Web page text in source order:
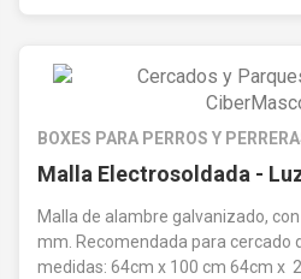
BOXES PARA PERROS Y
Malla Electrosoldada -
Malla de alambre galvanizado,
mm. Recomendada para cercado
medidas: 64cm x 100 cm 64cm x